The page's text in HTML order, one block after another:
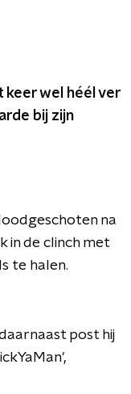
keer wel héél ver
bij zijn
na
in de clinch met
te halen.
post hij